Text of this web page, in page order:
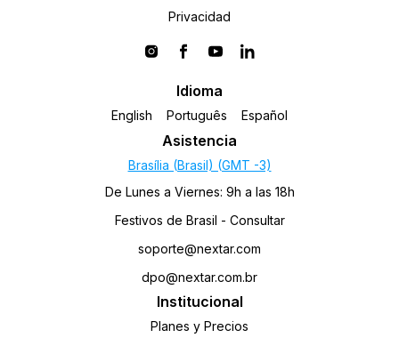
Privacidad
Idioma
English Português Español
Asistencia
Brasília (Brasil) (GMT -3)
De Lunes a Viernes: 9h a las 18h
Festivos de Brasil - Consultar
soporte@nextar.com
dpo@nextar.com.br
Institucional
Planes y Precios